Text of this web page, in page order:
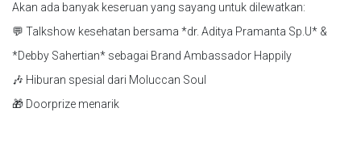
Akan ada banyak keseruan yang sayang untuk dilewatkan:
💬 Talkshow kesehatan bersama *dr. Aditya Pramanta Sp.U* &
*Debby Sahertian* sebagai Brand Ambassador Happily
🎶 Hiburan spesial dari Moluccan Soul
🎁 Doorprize menarik